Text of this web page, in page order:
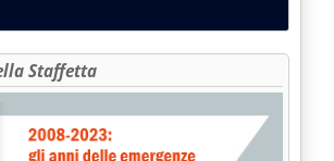
Staffetta